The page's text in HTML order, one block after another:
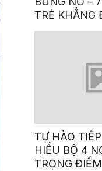
TRẺ KHẲNG
NĂNG VÀ
TỰ HÀO
HIỂU BỘ 4
TRỌNG ĐIỂM